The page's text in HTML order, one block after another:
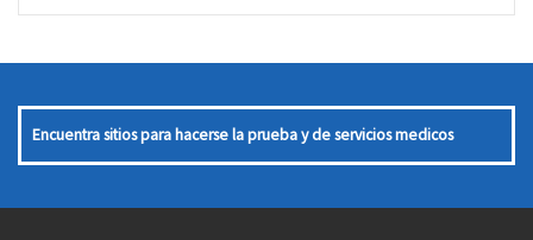
Encuentra sitios para hacerse la prueba y de servicios medicos